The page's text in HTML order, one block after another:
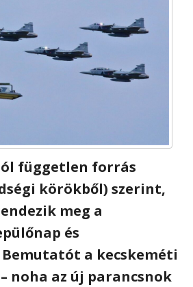
független forrás
körökből) szerint,
meg a
és
a kecskeméti
noha az új parancsnok